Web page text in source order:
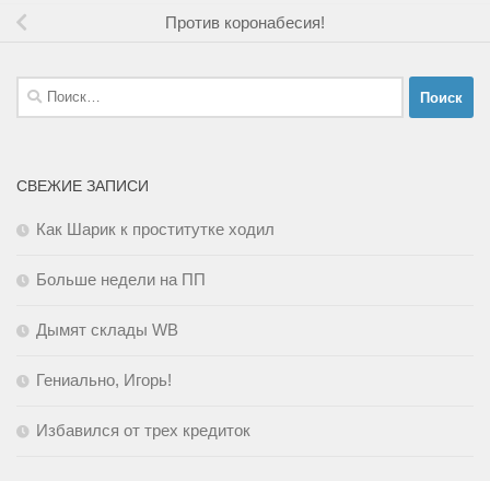
Против коронабесия!
Найти:
СВЕЖИЕ ЗАПИСИ
Как Шарик к проститутке ходил
Больше недели на ПП
Дымят склады WB
Гениально, Игорь!
Избавился от трех кредиток